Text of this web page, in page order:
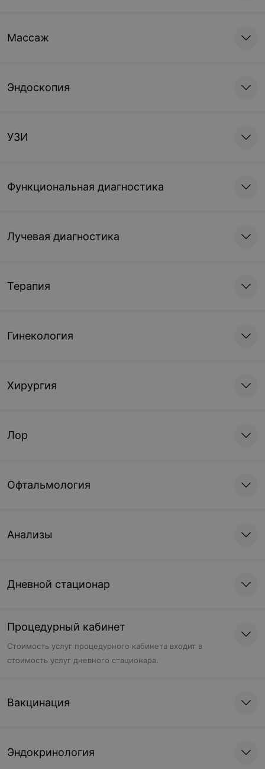
Массаж
Эндоскопия
УЗИ
Функциональная диагностика
Лучевая диагностика
Терапия
Гинекология
Хирургия
Лор
Офтальмология
Анализы
Дневной стационар
Процедурный кабинет
Стоимость услуг процедурного кабинета входит в
стоимость услуг дневного стационара.
Вакцинация
Эндокринология